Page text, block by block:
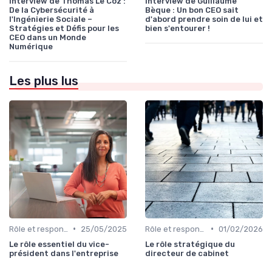
De la Cybersécurité à
l'Ingénierie Sociale –
Stratégies et Défis pour les
CEO dans un Monde
Numérique
Bèque : Un bon CEO sait
d'abord prendre soin de lui et
bien s'entourer !
Les plus lus
•
25/05/2025
Le rôle essentiel du vice-
président dans l'entreprise
• 01/02/2026
Le rôle stratégique du
directeur de cabinet